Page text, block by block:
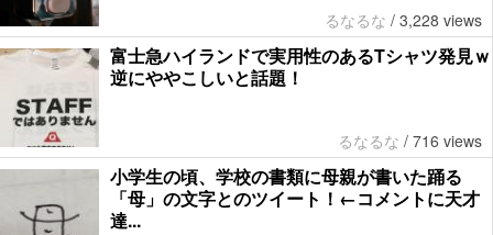
るなるな / 3,228 views
富士急ハイランドで実用性のあるTシャツ発見ｗ
逆にややこしいと話題！
るなるな / 716 views
小学生の頃、学校の書類に母親が書いた踊る
「母」の文字とのツイート！←コメントに天才
達...